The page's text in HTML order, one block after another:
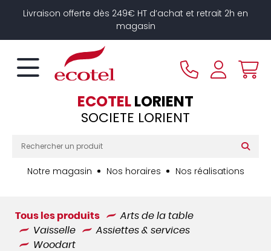
Livraison offerte dès 249€ HT d’achat et retrait 2h en
magasin
ECOTELLORIENT
SOCIETE LORIENT
Notre magasin Nos horaires Nos réalisations
Tous les produits
Arts de la table
Vaisselle
Assiettes & services
Woodart
Panneau de gestion des cookies